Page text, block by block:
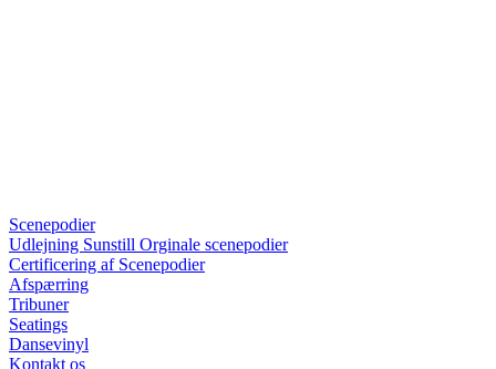
Scenepodier
Udlejning Sunstill Orginale scenepodier
Certificering af Scenepodier
Afspærring
Tribuner
Seatings
Dansevinyl
Kontakt os